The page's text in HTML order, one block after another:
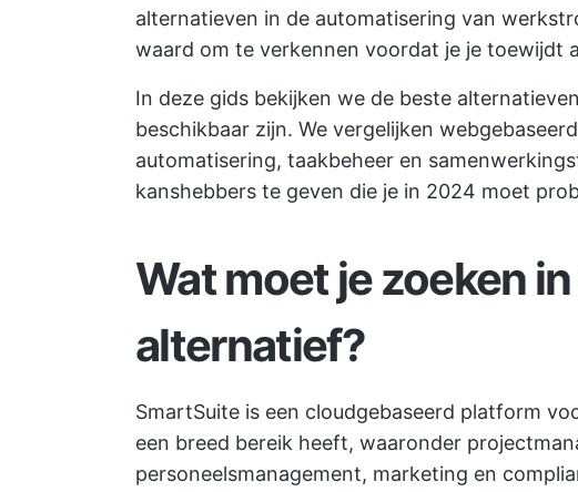
alternatieven in de automatisering van
waard om te verkennen voordat je je toewijdt
In deze gids bekijken we de beste
beschikbaar zijn. We vergelijken
automatisering, taakbeheer en
kanshebbers te geven die je in 2024 moet
Wat moet je zoeken
alternatief?
SmartSuite is een cloudgebaseerd platform
een breed bereik heeft, waaronder
personeelsmanagement, marketing en